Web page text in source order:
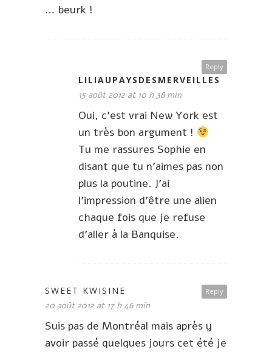
… beurk !
Reply
LILIAUPAYSDESMERVEILLES
15 août 2012 at 10 h 38 min
Oui, c’est vrai New York est
un très bon argument !
Tu me rassures Sophie en
disant que tu n’aimes pas non
plus la poutine. J’ai
l’impression d’être une alien
chaque fois que je refuse
d’aller à la Banquise.
Reply
SWEET KWISINE
20 août 2012 at 17 h 46 min
Suis pas de Montréal mais après y
avoir passé quelques jours cet été je